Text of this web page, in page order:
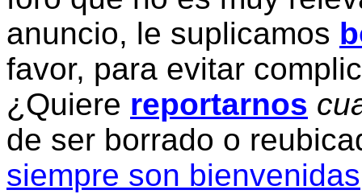
anuncio, le suplicamos
favor, para evitar
¿Quiere reportarnos
de ser borrado o
siempre son bienvenidas